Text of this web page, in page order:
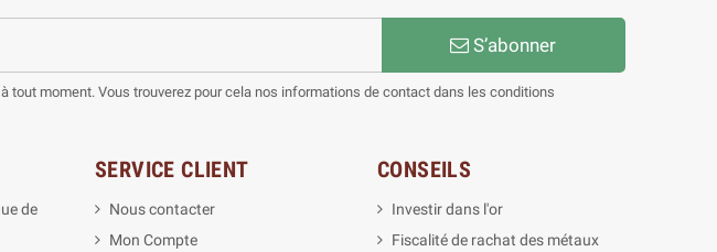
S’abonner
tout moment. Vous trouverez pour cela nos informations de contact dans les conditions
de
SERVICE CLIENT
Nous contacter
Mon Compte
CONSEILS
Investir dans l'or
Fiscalité de rachat des métaux